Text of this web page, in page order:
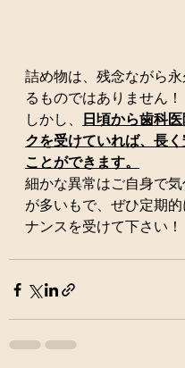
詰め物は、残念ながら永
るものではありません！
しかし、
日頃から歯科
クを受けていれば、長
ことができます。
細かな異常はご自身で
が多いもで、ぜひ定期
ナンスを受けて下さい！